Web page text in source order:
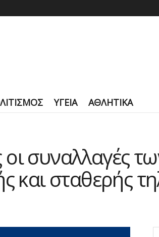
ΥΓΕΙΑ ΑΘΛΗΤΙΚΑ
συναλλαγές
και σταθερής